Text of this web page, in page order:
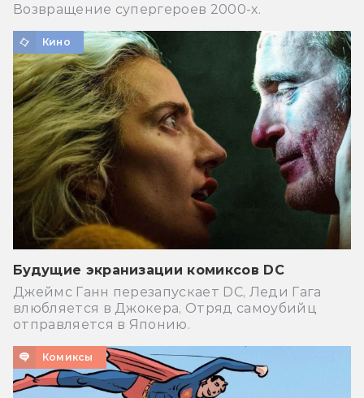
Возвращение супергероев 2000-х.
Кино
Будущие экранизации комиксов DC
Джеймс Ганн перезапускает DC, Леди Гага
влюбляется в Джокера, Отряд самоубийц
отправляется в Японию.
Комиксы